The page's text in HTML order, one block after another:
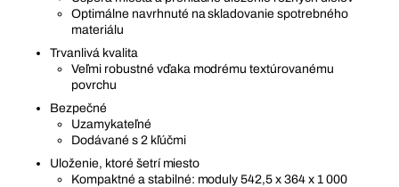
Optimálne navrhnuté na skladovanie spotrebného
materiálu
Trvanlivá kvalita
Veľmi robustné vďaka modrému textúrovanému
povrchu
Bezpečné
Uzamykateľné
Dodávané s 2 kľúčmi
Uloženie, ktoré šetrí miesto
Kompaktné a stabilné: moduly 542,5 x 364 x 1 000